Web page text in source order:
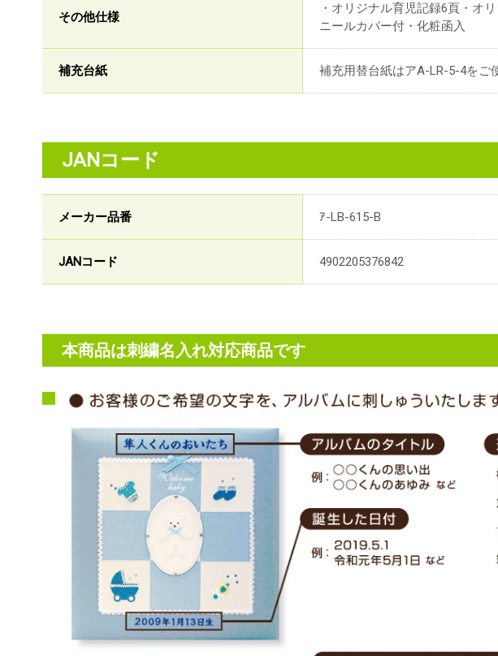
その他仕様
・オリジナル育児記録6頁・オ
ニールカバー付・化粧函入
補充台紙 補充用替台紙はアA-LR-5-4をご
JANコード
メーカー品番 ｱ-LB-615-B
JANコード 4902205376842
本商品は刺繍名入れ対応商品です